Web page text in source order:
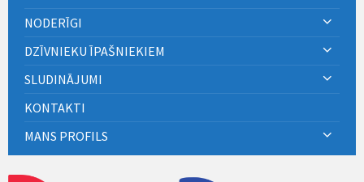
NODERĪGI
DZĪVNIEKU ĪPAŠNIEKIEM
SLUDINĀJUMI
KONTAKTI
MANS PROFILS